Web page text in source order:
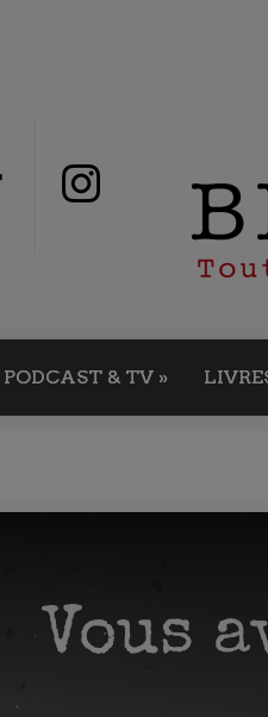
PODCAST & TV »